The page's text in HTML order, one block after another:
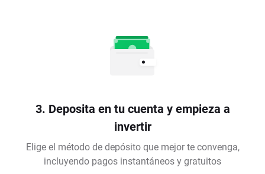
3. Deposita en tu cuenta y empieza a
invertir
Elige el método de depósito que mejor te convenga,
incluyendo pagos instantáneos y gratuitos